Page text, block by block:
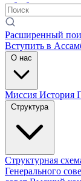
Расширенный
Вступить в
О нас
Миссия История
Структура
Структурная
Генерального